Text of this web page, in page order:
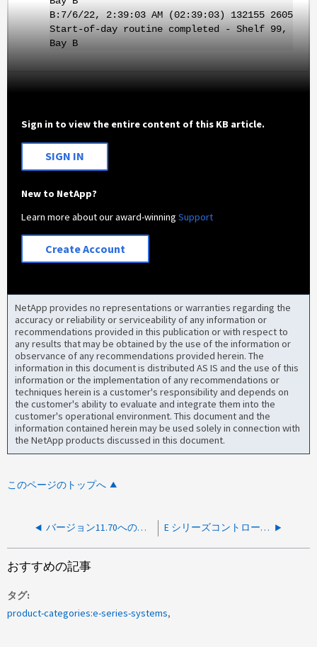
B:7/6/22, 2:39:03 AM (02:39:03) 132155 2605
Start-of-day routine completed - Shelf 99,
Bay B
Sign in to view the entire content of this KB article.
SIGN IN
New to NetApp?
Learn more about our award-winningSupport
Create Account
NetApp provides no representations or warranties regarding the
accuracy or reliability or serviceability of any information or
recommendations provided in this publication or with respect to
any results that may be obtained by the use of the information or
observance of any recommendations provided herein. The
information in this document is distributed AS IS and the use of this
information or the implementation of any recommendations or
techniques herein is a customer's responsibility and depends on
the customer's ability to evaluate and integrate them into the
customer's operational environment. This document and the
information contained herein may be used solely in connection with
the NetApp products discussed in this document.
このページのトップへ
バージョン11.70へのアップグレード後、複数のディスクタイムアウトと障害が発生する E シリーズコントローラで電源障害が発生し、エラーが「 CA 」と報告されたあと
おすすめの記事
タグ
product-categories:e-series-systems